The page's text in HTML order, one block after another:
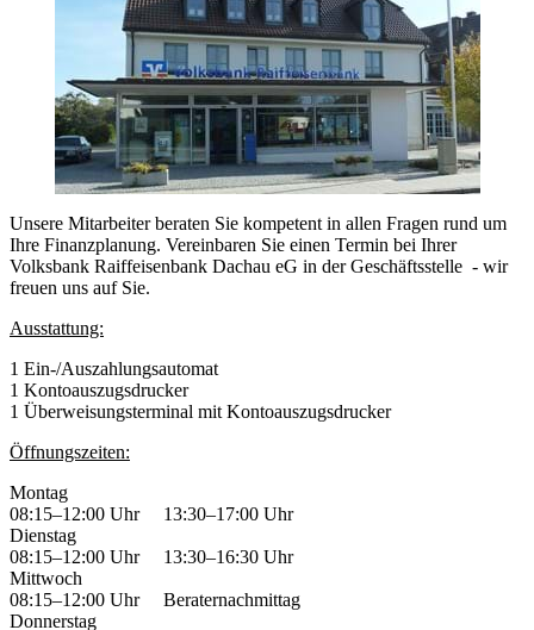
Unsere Mitarbeiter beraten Sie kompetent in allen Fragen rund um
Ihre Finanzplanung. Vereinbaren Sie einen Termin bei Ihrer
Volksbank Raiffeisenbank Dachau eG in der Geschäftsstelle - wir
freuen uns auf Sie.
Ausstattung:
1 Ein-/Auszahlungsautomat
1 Kontoauszugsdrucker
1 Überweisungsterminal mit Kontoauszugsdrucker
Öffnungszeiten:
Montag
08:15–12:00 Uhr 13:30–17:00 Uhr
Dienstag
08:15–12:00 Uhr 13:30–16:30 Uhr
Mittwoch
08:15–12:00 Uhr Beraternachmittag
Donnerstag